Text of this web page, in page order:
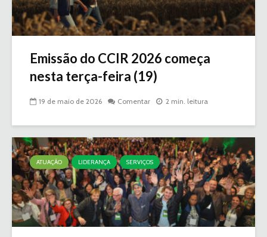
Emissão do CCIR 2026 começa
nesta terça-feira (19)
19 de maio de 2026 Comentar 2 min. leitura
ATUAÇÃO LIDERANÇA SERVIÇOS